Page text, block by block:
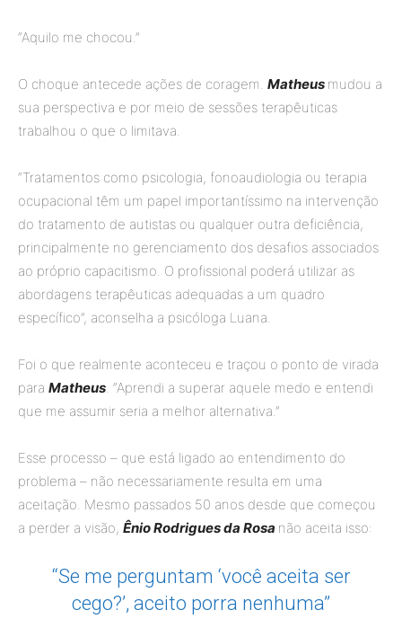
“Aquilo me chocou.”
O choque antecede ações de coragem. Matheus mudou a
sua perspectiva e por meio de sessões terapêuticas
trabalhou o que o limitava.
“Tratamentos como psicologia, fonoaudiologia ou terapia
ocupacional têm um papel importantíssimo na intervenção
do tratamento de autistas ou qualquer outra deficiência,
principalmente no gerenciamento dos desafios associados
ao próprio capacitismo. O profissional poderá utilizar as
abordagens terapêuticas adequadas a um quadro
específico”, aconselha a psicóloga Luana.
Foi o que realmente aconteceu e traçou o ponto de virada
para Matheus . “Aprendi a superar aquele medo e entendi
que me assumir seria a melhor alternativa.”
Esse processo – que está ligado ao entendimento do
problema – não necessariamente resulta em uma
aceitação. Mesmo passados 50 anos desde que começou
a perder a visão, Ênio Rodrigues da Rosa não aceita isso:
“Se me perguntam ‘você aceita ser
cego?’, aceito porra nenhuma”